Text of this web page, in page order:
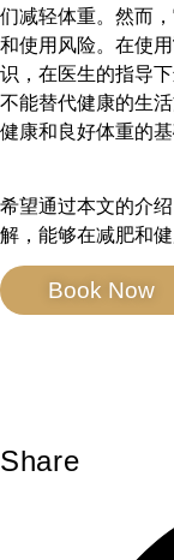
们减轻体重。然而
和使用风险。在使用
识，在医生的指导
不能替代健康的生
健康和良好体重的基
希望通过本文的介
解，能够在减肥和
Book Now
Share